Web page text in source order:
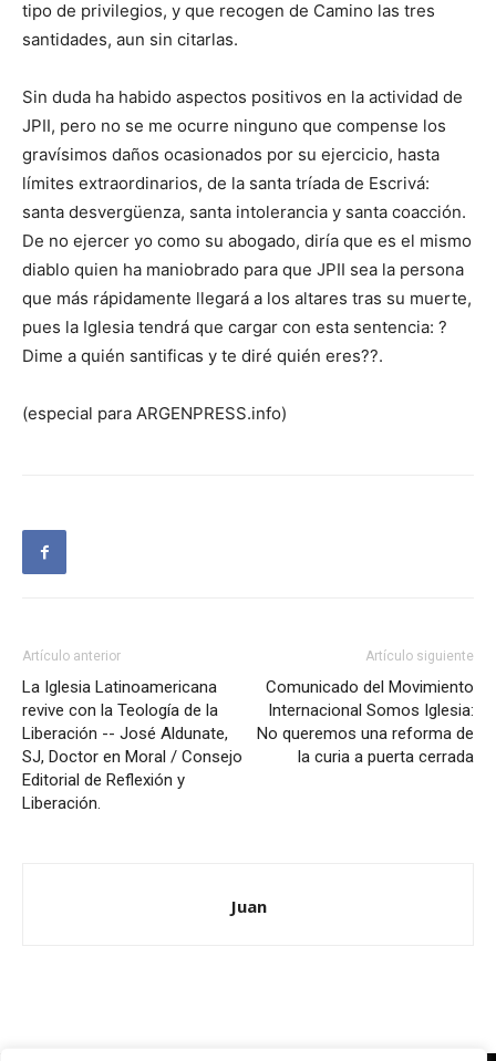
tipo de privilegios, y que recogen de Camino las tres
santidades, aun sin citarlas.
Sin duda ha habido aspectos positivos en la actividad de
JPII, pero no se me ocurre ninguno que compense los
gravísimos daños ocasionados por su ejercicio, hasta
límites extraordinarios, de la santa tríada de Escrivá:
santa desvergüenza, santa intolerancia y santa coacción.
De no ejercer yo como su abogado, diría que es el mismo
diablo quien ha maniobrado para que JPII sea la persona
que más rápidamente llegará a los altares tras su muerte,
pues la Iglesia tendrá que cargar con esta sentencia: ?
Dime a quién santificas y te diré quién eres??.
(especial para ARGENPRESS.info)
Artículo anterior
La Iglesia Latinoamericana
revive con la Teología de la
Liberación -- José Aldunate,
SJ, Doctor en Moral / Consejo
Editorial de Reflexión y
Liberación.
Artículo siguiente
Comunicado del Movimiento
Internacional Somos Iglesia:
No queremos una reforma de
la curia a puerta cerrada
Juan